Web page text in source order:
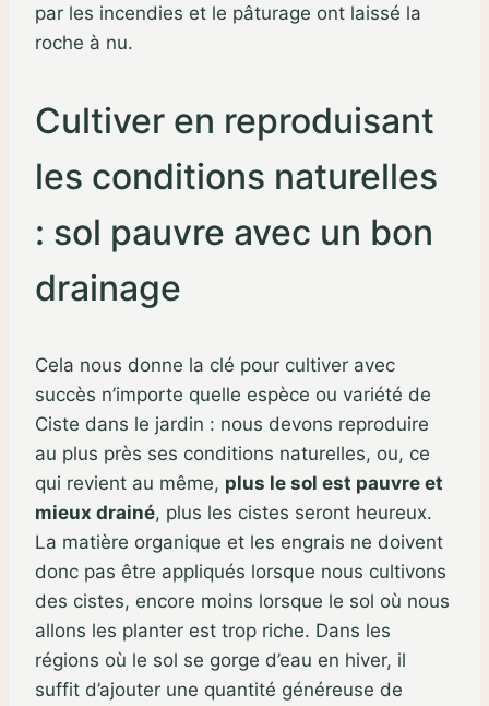
par les incendies et le pâturage ont laissé la
roche à nu.
Cultiver en reproduisant
les conditions naturelles
: sol pauvre avec un bon
drainage
Cela nous donne la clé pour cultiver avec
succès n’importe quelle espèce ou variété de
Ciste dans le jardin : nous devons reproduire
au plus près ses conditions naturelles, ou, ce
qui revient au même, plus le sol est pauvre et
mieux drainé, plus les cistes seront heureux.
La matière organique et les engrais ne doivent
donc pas être appliqués lorsque nous cultivons
des cistes, encore moins lorsque le sol où nous
allons les planter est trop riche. Dans les
régions où le sol se gorge d’eau en hiver, il
suffit d’ajouter une quantité généreuse de